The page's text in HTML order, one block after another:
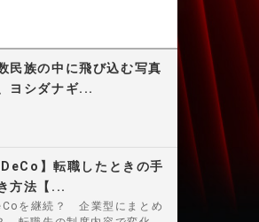
民族の中に飛び込む写真
ヨシダナギ...
iDeCo】転職したときの手
方法【...
を継続？ 企業型にまとめ